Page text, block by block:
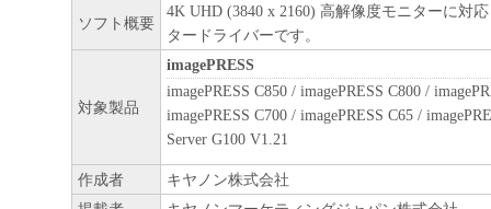
ソフト概要
4K UHD (3840 x 2160) 高解像度モニターに対
タードライバーです。
対象製品
imagePRESS
imagePRESS C850 / imagePRESS C800 /
imagePRESS C700 / imagePRESS C65 /
Server G100 V1.21
作成者
キヤノン株式会社